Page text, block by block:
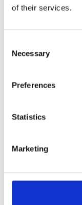
of their services.
Selection
Necessary
Preferences
Statistics
Marketing
2 905,00
NYHET